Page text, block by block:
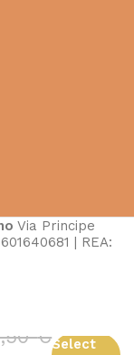
Via Principe
| REA:
€Select